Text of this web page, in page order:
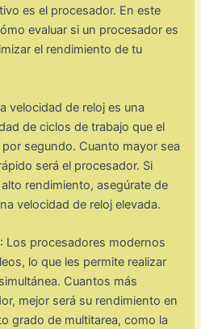
es el procesador. En este
evaluar si un procesador es
el rendimiento de tu
velocidad de reloj es una
de ciclos de trabajo que el
segundo. Cuanto mayor sea
será el procesador. Si
rendimiento, asegúrate de
velocidad de reloj elevada.
Los procesadores modernos
lo que les permite realizar
Cuantos más
mejor será su rendimiento en
grado de multitarea, como la